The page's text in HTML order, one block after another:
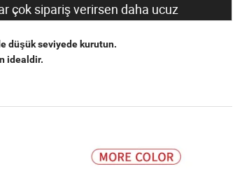
çok sipariş verirsen daha ucuz
düşük seviyede kurutun.
idealdir.